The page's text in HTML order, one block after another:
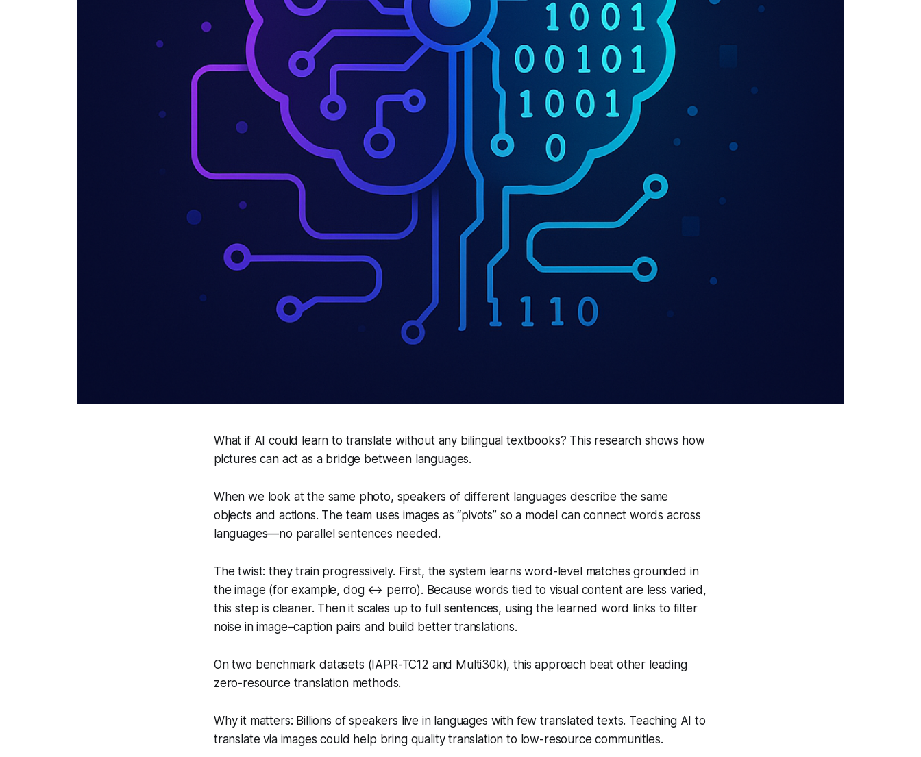
What if AI could learn to translate without any bilingual textbooks? This research shows how
pictures can act as a bridge between languages.
When we look at the same photo, speakers of different languages describe the same
objects and actions. The team uses images as “pivots” so a model can connect words across
languages—no parallel sentences needed.
The twist: they train progressively. First, the system learns word-level matches grounded in
the image (for example, dog ↔ perro). Because words tied to visual content are less varied,
this step is cleaner. Then it scales up to full sentences, using the learned word links to filter
noise in image–caption pairs and build better translations.
On two benchmark datasets (IAPR-TC12 and Multi30k), this approach beat other leading
zero-resource translation methods.
Why it matters: Billions of speakers live in languages with few translated texts. Teaching AI to
translate via images could help bring quality translation to low-resource communities.